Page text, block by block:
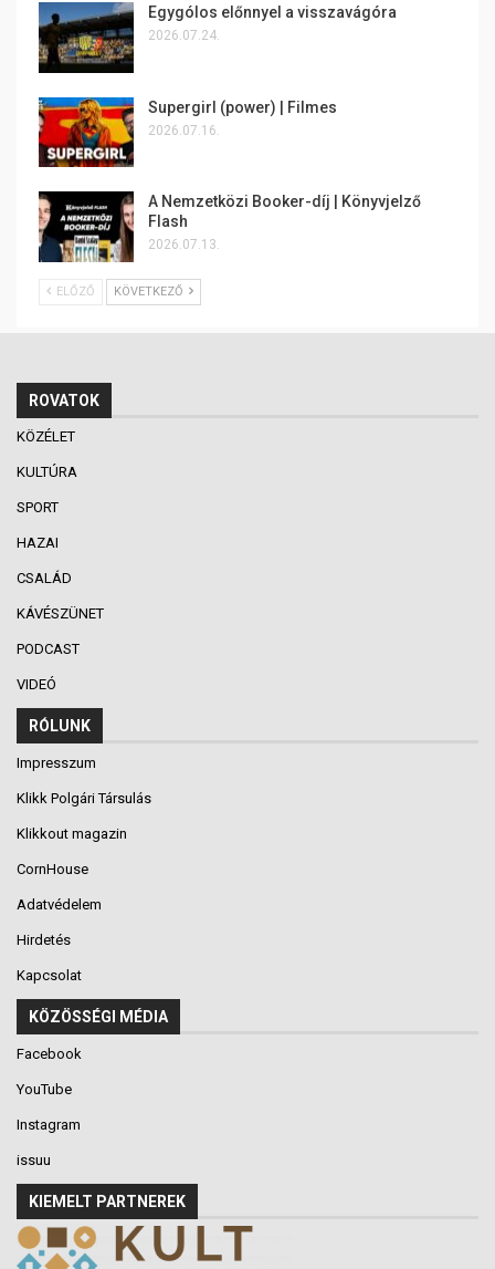
Egygólos előnnyel a visszavágóra
2026.07.24.
Supergirl (power) | Filmes
2026.07.16.
A Nemzetközi Booker-díj | Könyvjelző
Flash
2026.07.13.
ELŐZŐ KÖVETKEZŐ
ROVATOK
KÖZÉLET
KULTÚRA
SPORT
HAZAI
CSALÁD
KÁVÉSZÜNET
PODCAST
VIDEÓ
RÓLUNK
Impresszum
Klikk Polgári Társulás
Klikkout magazin
CornHouse
Adatvédelem
Hirdetés
Kapcsolat
KÖZÖSSÉGI MÉDIA
Facebook
YouTube
Instagram
issuu
KIEMELT PARTNEREK